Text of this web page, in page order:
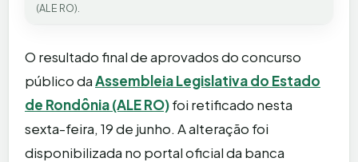
(ALE RO).
O resultado final de aprovados do concurso
público daAssembleia Legislativa do Estado
de Rondônia (ALE RO)foi retificado nesta
sexta-feira, 19 de junho. A alteração foi
disponibilizada no portal oficial da banca